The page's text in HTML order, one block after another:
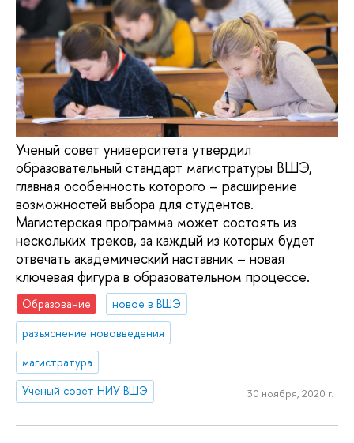
Ученый совет университета утвердил
образовательный стандарт магистратуры ВШЭ,
главная особенность которого – расширение
возможностей выбора для студентов.
Магистерская программа может состоять из
нескольких треков, за каждый из которых будет
отвечать академический наставник – новая
ключевая фигура в образовательном процессе.
Образование
новое в ВШЭ
разъяснение нововведения
магистратура
Ученый совет НИУ ВШЭ
30 ноября, 2020 г.